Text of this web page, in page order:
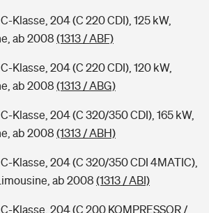
Klasse, 204 (C 220 CDI), 125 kW,
ab 2008 (1313 / ABF)
Klasse, 204 (C 220 CDI), 120 kW,
ab 2008 (1313 / ABG)
Klasse, 204 (C 320/350 CDI), 165 kW,
ab 2008 (1313 / ABH)
Klasse, 204 (C 320/350 CDI 4MATIC),
ab 2008 (1313 / ABI)
Klasse, 204 (C 200 KOMPRESSOR /